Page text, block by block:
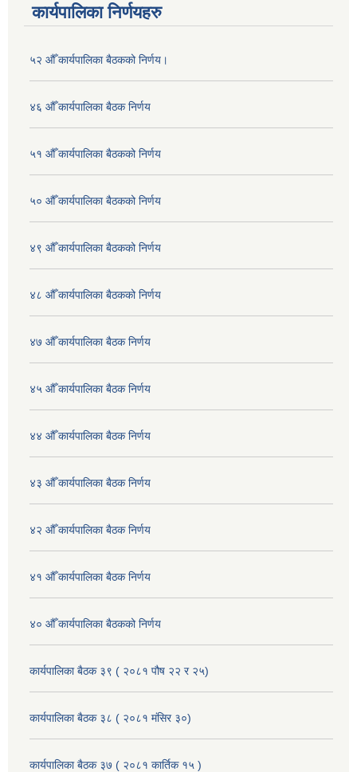
कार्यपालिका निर्णयहरु
५२ औँ कार्यपालिका बैठकको निर्णय।
४६ औँ कार्यपालिका बैठक निर्णय
५१ औँ कार्यपालिका बैठकको निर्णय
५० औँ कार्यपालिका बैठकको निर्णय
४९ औँ कार्यपालिका बैठकको निर्णय
४८ औँ कार्यपालिका बैठकको निर्णय
४७ औँ कार्यपालिका बैठक निर्णय
४५ औँ कार्यपालिका बैठक निर्णय
४४ औँ कार्यपालिका बैठक निर्णय
४३ औँ कार्यपालिका बैठक निर्णय
४२ औँ कार्यपालिका बैठक निर्णय
४१ औँ कार्यपालिका बैठक निर्णय
४० औँ कार्यपालिका बैठकको निर्णय
कार्यपालिका बैठक ३९ ( २०८१ पौष २२ र २५)
कार्यपालिका बैठक ३८ ( २०८१ मंसिर ३०)
कार्यपालिका बैठक ३७ ( २०८१ कार्तिक १५ )